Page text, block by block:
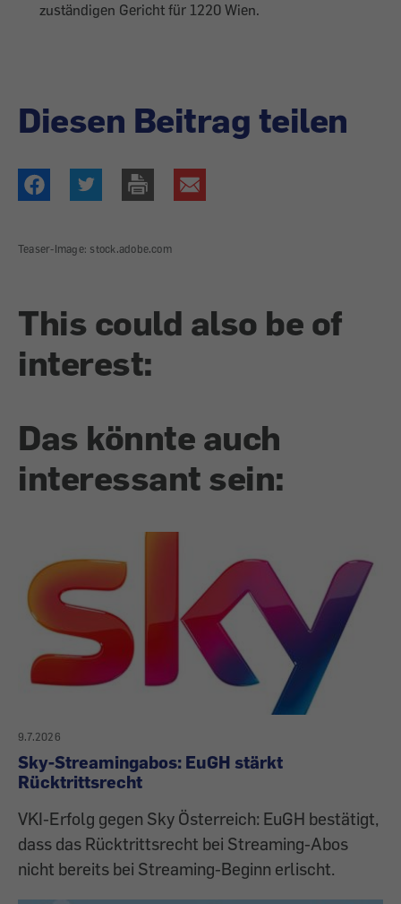
zuständigen Gericht für 1220 Wien.
Diesen Beitrag teilen
Teaser-Image: stock.adobe.com
This could also be of
interest:
Das könnte auch
interessant sein:
9.7.2026
Sky-Streamingabos: EuGH stärkt
Rücktrittsrecht
VKI-Erfolg gegen Sky Österreich: EuGH bestätigt,
dass das Rücktrittsrecht bei Streaming-Abos
nicht bereits bei Streaming-Beginn erlischt.